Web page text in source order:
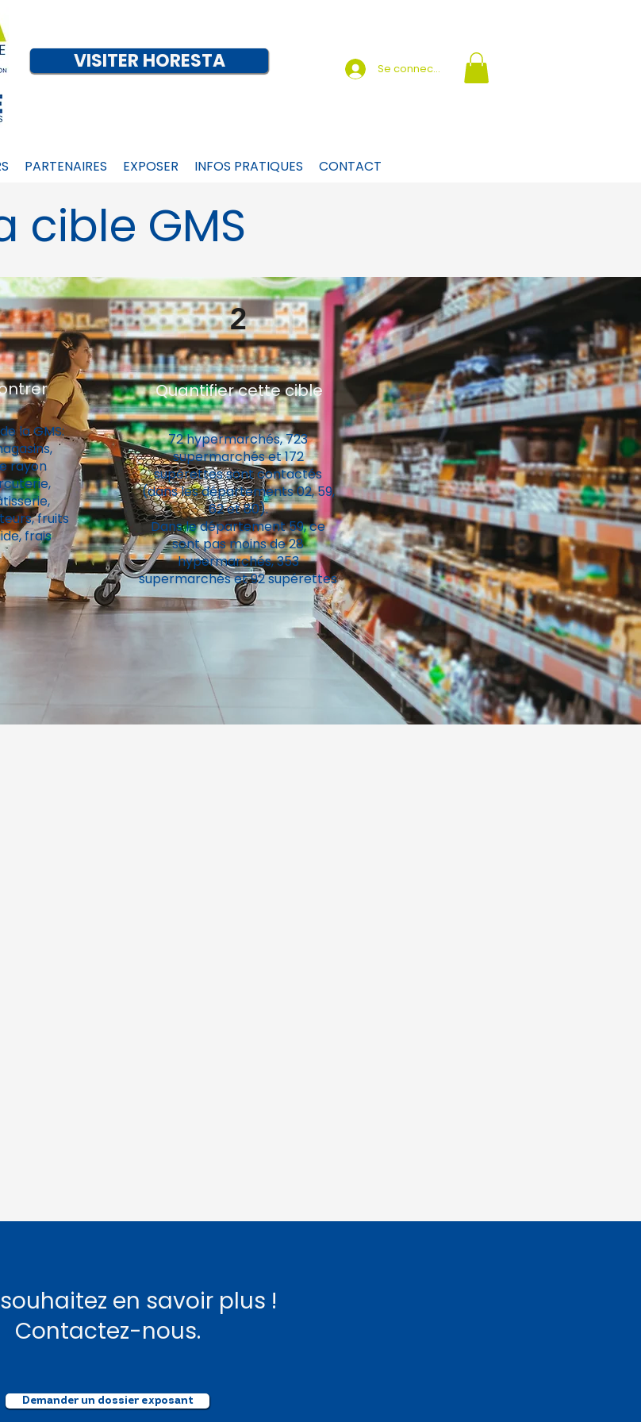
VISITER HORESTA Se connecter
PARTENAIRES EXPOSER INFOS PRATIQUES CONTACT
cible GMS
la GMS:
rayon
fruits
frais
2
Quantifier cette cible
72 hypermarchés, 723
supermarchés et 172
supérettes sont contactés
(dans les départements 02, 59,
62 et 80).
Dans le département 59, ce
sont pas moins de 28
hypermarchés, 353
supermarchés et 92 supérettes
en savoir plus !
Contactez-nous.
Demander un dossier exposant